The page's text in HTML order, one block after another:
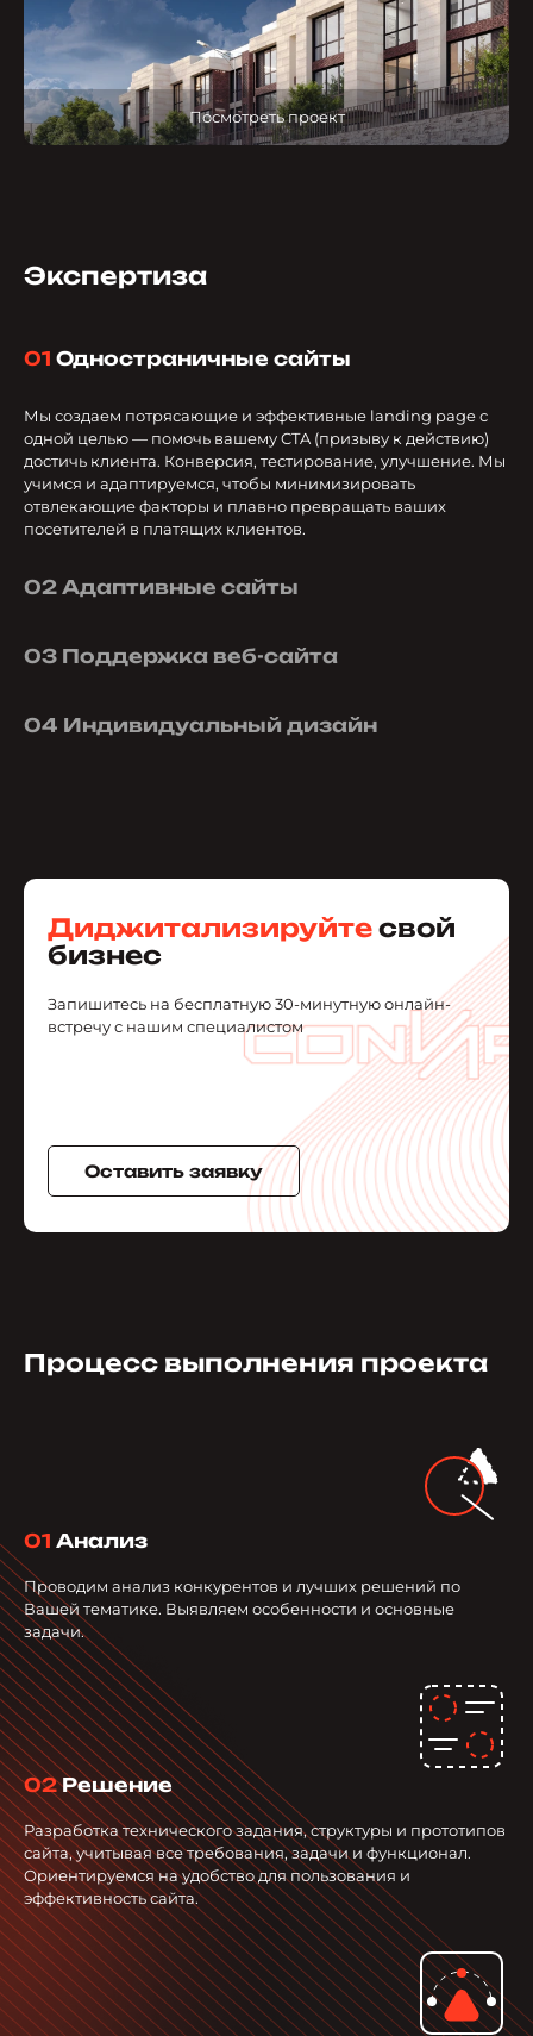
Посмотреть проект
Экспертиза
01 Одностраничные сайты
Мы создаем потрясающие и эффективные landing page с
одной целью — помочь вашему CTA (призыву к действию)
достичь клиента. Конверсия, тестирование, улучшение. Мы
учимся и адаптируемся, чтобы минимизировать
отвлекающие факторы и плавно превращать ваших
посетителей в платящих клиентов.
02 Адаптивные сайты
03 Поддержка веб-сайта
04 Индивидуальный дизайн
Диджитализируйтесвой
бизнес
Запишитесь на бесплатную 30-минутную онлайн-
встречу с нашим специалистом
Оставить заявку
Процесс выполнения проекта
01 Анализ
Проводим анализ конкурентов и лучших решений по
Вашей тематике. Выявляем особенности и основные
задачи.
02Решение
Разработка технического задания, структуры и прототипов
сайта, учитывая все требования, задачи и функционал.
Ориентируемся на удобство для пользования и
эффективность сайта.